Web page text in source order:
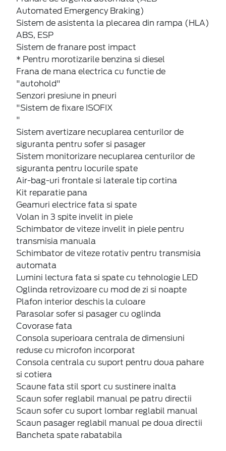
Automated Emergency Braking)
Sistem de asistenta la plecarea din rampa (HLA)
ABS, ESP
Sistem de franare post impact
* Pentru morotizarile benzina si diesel
Frana de mana electrica cu functie de
"autohold"
Senzori presiune in pneuri
"Sistem de fixare ISOFIX
"
Sistem avertizare necuplarea centurilor de
siguranta pentru sofer si pasager
Sistem monitorizare necuplarea centurilor de
siguranta pentru locurile spate
Air-bag-uri frontale si laterale tip cortina
Kit reparatie pana
Geamuri electrice fata si spate
Volan in 3 spite invelit in piele
Schimbator de viteze invelit in piele pentru
transmisia manuala
Schimbator de viteze rotativ pentru transmisia
automata
Lumini lectura fata si spate cu tehnologie LED
Oglinda retrovizoare cu mod de zi si noapte
Plafon interior deschis la culoare
Parasolar sofer si pasager cu oglinda
Covorase fata
Consola superioara centrala de dimensiuni
reduse cu microfon incorporat
Consola centrala cu suport pentru doua pahare
si cotiera
Scaune fata stil sport cu sustinere inalta
Scaun sofer reglabil manual pe patru directii
Scaun sofer cu suport lombar reglabil manual
Scaun pasager reglabil manual pe doua directii
Bancheta spate rabatabila